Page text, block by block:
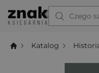
Czego
Katalog